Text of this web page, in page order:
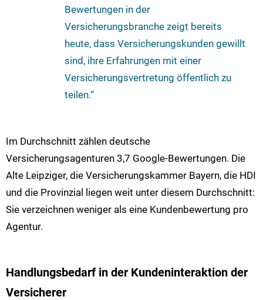
Bewertungen in der
Versicherungsbranche zeigt bereits
heute, dass Versicherungskunden gewillt
sind, ihre Erfahrungen mit einer
Versicherungsvertretung öffentlich zu
teilen.“
Im Durchschnitt zählen deutsche
Versicherungsagenturen 3,7 Google-Bewertungen. Die
Alte Leipziger, die Versicherungskammer Bayern, die HDI
und die Provinzial liegen weit unter diesem Durchschnitt:
Sie verzeichnen weniger als eine Kundenbewertung pro
Agentur.
Handlungsbedarf in der Kundeninteraktion der
Versicherer